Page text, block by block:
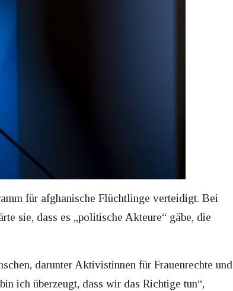
für afghanische Flüchtlinge verteidigt. Bei
sie, dass es „politische Akteure“ gäbe, die
darunter Aktivistinnen für Frauenrechte und
ich überzeugt, dass wir das Richtige tun“,